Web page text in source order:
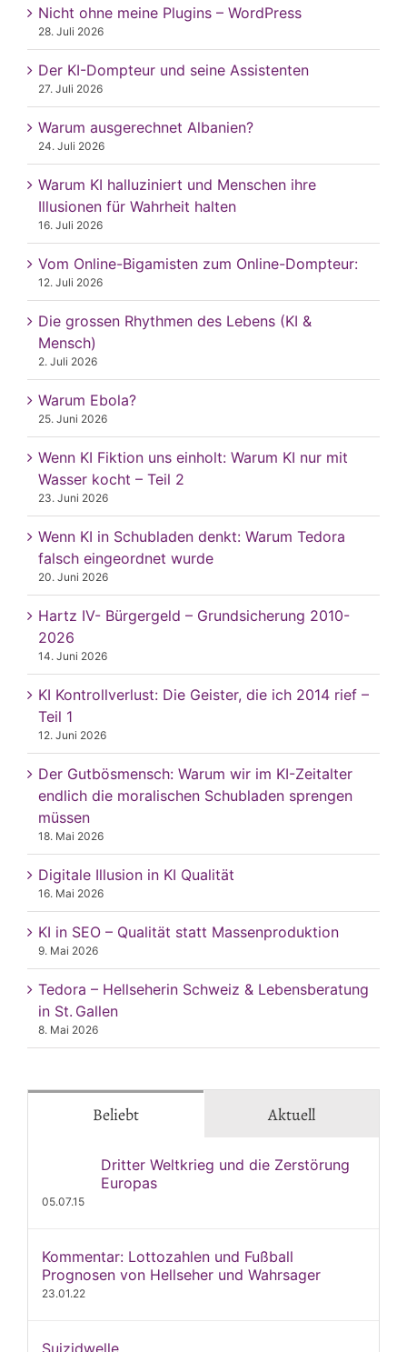
Nicht ohne meine Plugins – WordPress
28. Juli 2026
Der KI-Dompteur und seine Assistenten
27. Juli 2026
Warum ausgerechnet Albanien?
24. Juli 2026
Warum KI halluziniert und Menschen ihre
Illusionen für Wahrheit halten
16. Juli 2026
Vom Online-Bigamisten zum Online-Dompteur:
12. Juli 2026
Die grossen Rhythmen des Lebens (KI &
Mensch)
2. Juli 2026
Warum Ebola?
25. Juni 2026
Wenn KI Fiktion uns einholt: Warum KI nur mit
Wasser kocht – Teil 2
23. Juni 2026
Wenn KI in Schubladen denkt: Warum Tedora
falsch eingeordnet wurde
20. Juni 2026
Hartz IV- Bürgergeld – Grundsicherung 2010-
2026
14. Juni 2026
KI Kontrollverlust: Die Geister, die ich 2014 rief –
Teil 1
12. Juni 2026
Der Gutbösmensch: Warum wir im KI-Zeitalter
endlich die moralischen Schubladen sprengen
müssen
18. Mai 2026
Digitale Illusion in KI Qualität
16. Mai 2026
KI in SEO – Qualität statt Massenproduktion
9. Mai 2026
Tedora – Hellseherin Schweiz & Lebensberatung
in St. Gallen
8. Mai 2026
Beliebt Aktuell
Dritter Weltkrieg und die Zerstörung
Europas
05.07.15
Kommentar: Lottozahlen und Fußball
Prognosen von Hellseher und Wahrsager
23.01.22